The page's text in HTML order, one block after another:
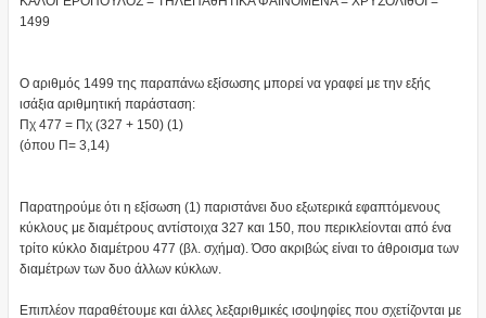
1499
Ο αριθμός 1499 της παραπάνω εξίσωσης μπορεί να γραφεί με την εξής
ισάξια αριθμητική παράσταση:
Πχ 477 = Πχ (327 + 150) (1)
(όπου Π= 3,14)
Παρατηρούμε ότι η εξίσωση (1) παριστάνει δυο εξωτερικά εφαπτόμενους
κύκλους με διαμέτρους αντίστοιχα 327 και 150, που περικλείονται από ένα
τρίτο κύκλο διαμέτρου 477 (βλ. σχήμα). Όσο ακριβώς είναι το άθροισμα των
διαμέτρων των δυο άλλων κύκλων.
Επιπλέον παραθέτουμε και άλλες λεξαριθμικές ισοψηφίες που σχετίζονται με